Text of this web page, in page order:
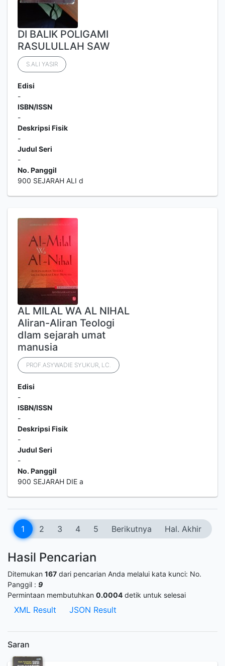
DI BALIK POLIGAMI
RASULULLAH SAW
S.ALI YASIR
Edisi
-
ISBN/ISSN
-
Deskripsi Fisik
-
Judul Seri
-
No. Panggil
900 SEJARAH ALI d
AL MILAL WA AL NIHAL
Aliran-Aliran Teologi
dlam sejarah umat
manusia
PROF.ASYWADIE SYUKUR, LC.
Edisi
-
ISBN/ISSN
-
Deskripsi Fisik
-
Judul Seri
-
No. Panggil
900 SEJARAH DIE a
1 2 3 4 5 Berikutnya Hal. Akhir
Hasil Pencarian
Ditemukan 167 dari pencarian Anda melalui kata kunci: No.
Panggil : 9
Permintaan membutuhkan 0.0004 detik untuk selesai
XML Result JSON Result
Saran